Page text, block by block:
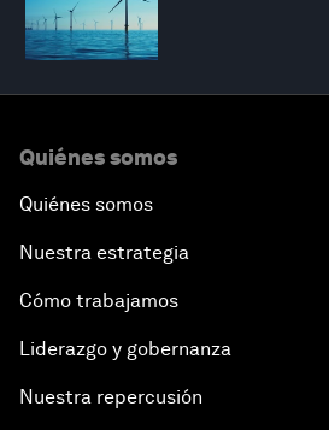
Quiénes somos
Quiénes somos
Nuestra estrategia
Cómo trabajamos
Liderazgo y gobernanza
Nuestra repercusión